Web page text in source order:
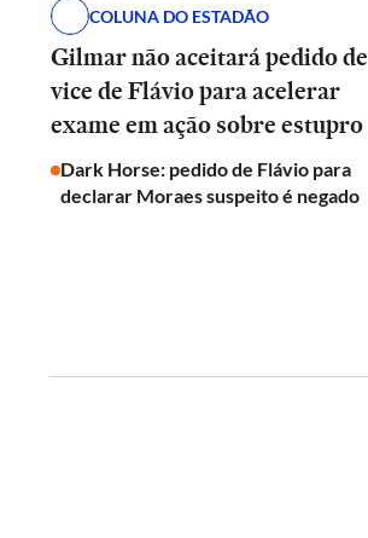
COLUNA DO ESTADÃO
Gilmar não aceitará pedido de
vice de Flávio para acelerar
exame em ação sobre estupro
Dark Horse: pedido de Flávio para
declarar Moraes suspeito é negado